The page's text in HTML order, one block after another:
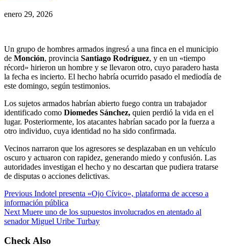
enero 29, 2026
Un grupo de hombres armados ingresó a una finca en el municipio
de Monción, provincia Santiago Rodríguez, y en un «tiempo
récord» hirieron un hombre y se llevaron otro, cuyo paradero hasta
la fecha es incierto. El hecho habría ocurrido pasado el mediodía de
este domingo, según testimonios.
Los sujetos armados habrían abierto fuego contra un trabajador
identificado como Diomedes Sánchez, quien perdió la vida en el
lugar. Posteriormente, los atacantes habrían sacado por la fuerza a
otro individuo, cuya identidad no ha sido confirmada.
Vecinos narraron que los agresores se desplazaban en un vehículo
oscuro y actuaron con rapidez, generando miedo y confusión. Las
autoridades investigan el hecho y no descartan que pudiera tratarse
de disputas o acciones delictivas.
Previous Indotel presenta «Ojo Cívico», plataforma de acceso a
información pública
Next Muere uno de los supuestos involucrados en atentado al
senador Miguel Uribe Turbay
Check Also